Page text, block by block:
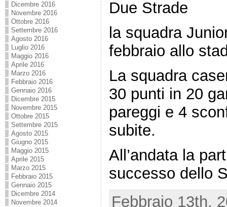
Dicembre 2016
Novembre 2016
Ottobre 2016
Settembre 2016
Agosto 2016
Luglio 2016
Maggio 2016
Aprile 2016
Marzo 2016
Febbraio 2016
Gennaio 2016
Dicembre 2015
Novembre 2015
Ottobre 2015
Settembre 2015
Agosto 2015
Giugno 2015
Maggio 2015
Aprile 2015
Marzo 2015
Febbraio 2015
Gennaio 2015
Dicembre 2014
Novembre 2014
Due Strade
la squadra
febbraio allo
La squadra
30 punti in 20
pareggi e 4
subite.
All’andata la
successo dello
Febbraio 13th,